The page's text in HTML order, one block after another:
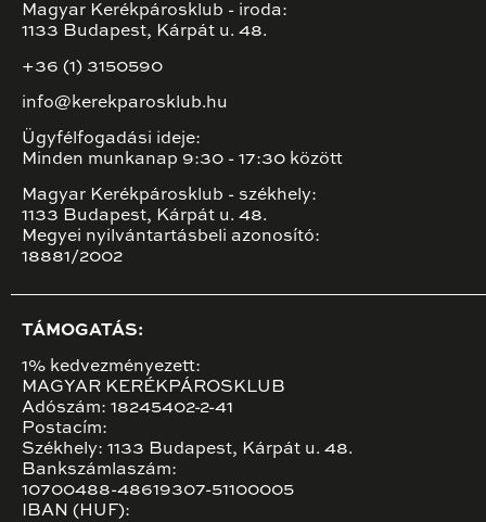
Magyar Kerékpárosklub - iroda:
1133 Budapest, Kárpát u. 48.
+36 (1) 3150590
info@kerekparosklub.hu
Ügyfélfogadási ideje:
Minden munkanap 9:30 - 17:30 között
Magyar Kerékpárosklub - székhely:
1133 Budapest, Kárpát u. 48.
Megyei nyilvántartásbeli azonosító:
18881/2002
TÁMOGATÁS:
1% kedvezményezett:
MAGYAR KERÉKPÁROSKLUB
Adószám: 18245402-2-41
Postacím:
Székhely: 1133 Budapest, Kárpát u. 48.
Bankszámlaszám:
10700488-48619307-51100005
IBAN (HUF):